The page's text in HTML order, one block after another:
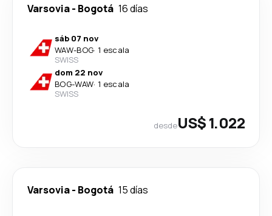
Varsovia- Bogotá 16 días
sáb 07 nov
WAW-BOG· 1 escala
SWISS
dom 22 nov
BOG-WAW· 1 escala
SWISS
desdeUS$ 1.022
Varsovia- Bogotá 15 días